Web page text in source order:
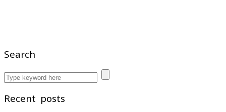
Search
Recent posts